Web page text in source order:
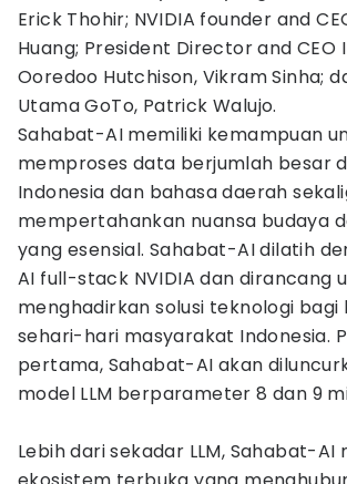
Erick Thohir; NVIDIA founder and
Huang; President Director and CEO
Ooredoo Hutchison, Vikram Sinha;
Utama GoTo, Patrick Walujo.
Sahabat-AI memiliki kemampuan
memproses data berjumlah besar
Indonesia dan bahasa daerah
mempertahankan nuansa budaya
yang esensial. Sahabat-AI dilatih
AI full-stack NVIDIA dan dirancang
menghadirkan solusi teknologi bagi
sehari-hari masyarakat Indonesia.
pertama, Sahabat-AI akan
model LLM berparameter 8 dan 9
Lebih dari sekadar LLM, Sahabat-AI